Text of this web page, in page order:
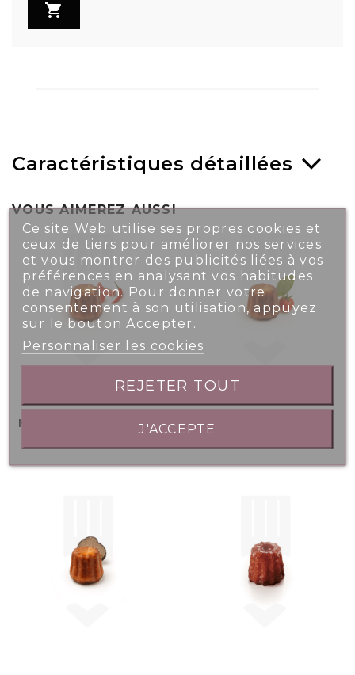

Caractéristiques détaillées
VOUS AIMEREZ AUSSI
Mini Canelé Piperade
Mini Canelé Tomate
Ce site Web utilise ses propres cookies et
ceux de tiers pour améliorer nos services
et vous montrer des publicités liées à vos
préférences en analysant vos habitudes
de navigation. Pour donner votre
consentement à son utilisation, appuyez
sur le bouton Accepter.
Personnaliser les cookies
REJETER TOUT
J'ACCEPTE